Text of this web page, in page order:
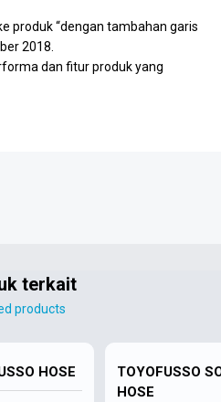
produk “dengan tambahan garis
2018.
dan fitur produk yang
terkait
products
HOSE
TOYOFUSSO
HOSE